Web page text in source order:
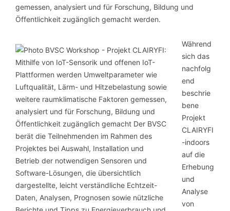
gemessen, analysiert und für Forschung, Bildung und
Öffentlichkeit zugänglich gemacht werden.
Während
sich das
nachfolg
end
beschrie
bene
Projekt
CLAIRYFI
-indoors
auf die
Erhebung
und
Analyse
von